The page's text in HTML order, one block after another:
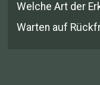
Welche Art der
Warten auf